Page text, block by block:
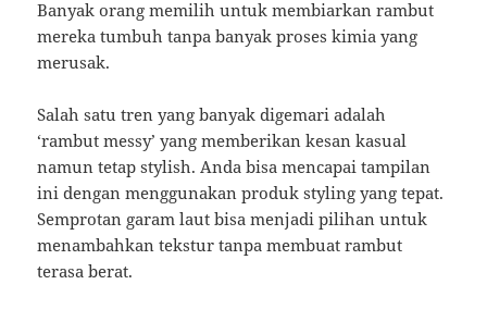
Banyak orang memilih untuk membiarkan rambut
mereka tumbuh tanpa banyak proses kimia yang
merusak.
Salah satu tren yang banyak digemari adalah
‘rambut messy’ yang memberikan kesan kasual
namun tetap stylish. Anda bisa mencapai tampilan
ini dengan menggunakan produk styling yang tepat.
Semprotan garam laut bisa menjadi pilihan untuk
menambahkan tekstur tanpa membuat rambut
terasa berat.